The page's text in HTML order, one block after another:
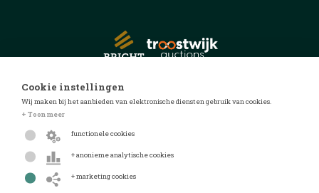
© 2026 Automotive Auctions
Privacyverklaring
Cookie instellingen
Wij maken bij het aanbieden van elektronische diensten gebruik van cookies.
+ Toon meer
functionele cookies
+ anonieme analytische cookies
+ marketing cookies